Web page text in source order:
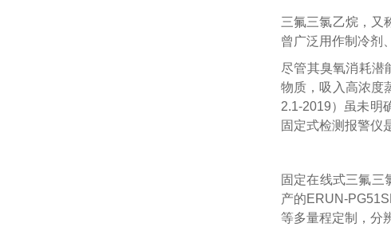
三氟三氯乙烷，又
曾广泛用作制冷剂
尽管其臭氧消耗潜
物质，吸入高浓度
2.1-2019）虽未明
固定式检测报警仪
固定在线式三氟三
产的ERUN-
等多量程定制，分